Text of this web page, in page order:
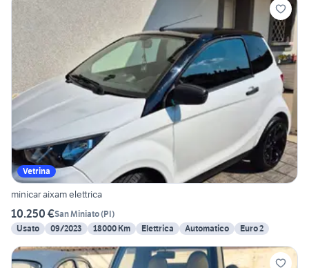
Vetrina
minicar aixam elettrica
10.250 €San Miniato(PI)
Usato
09/2023 18000 Km Elettrica Automatico Euro 2